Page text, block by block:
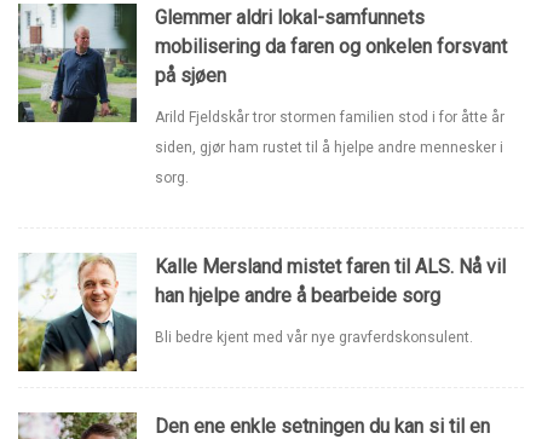
Glemmer aldri lokal-samfunnets
mobilisering da faren og onkelen forsvant
på sjøen
Arild Fjeldskår tror stormen familien stod i for åtte år
siden, gjør ham rustet til å hjelpe andre mennesker i
sorg.
Kalle Mersland mistet faren til ALS. Nå vil
han hjelpe andre å bearbeide sorg
Bli bedre kjent med vår nye gravferdskonsulent.
Den ene enkle setningen du kan si til en